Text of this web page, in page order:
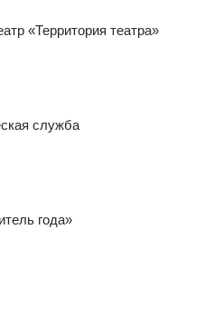
«Территория театра»
служба
года»